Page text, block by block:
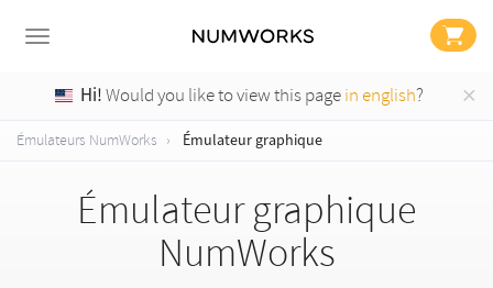
Hi!Would you like to view this pagein english? ×
Émulateurs NumWorks Émulateur graphique
Émulateur graphique
NumWorks